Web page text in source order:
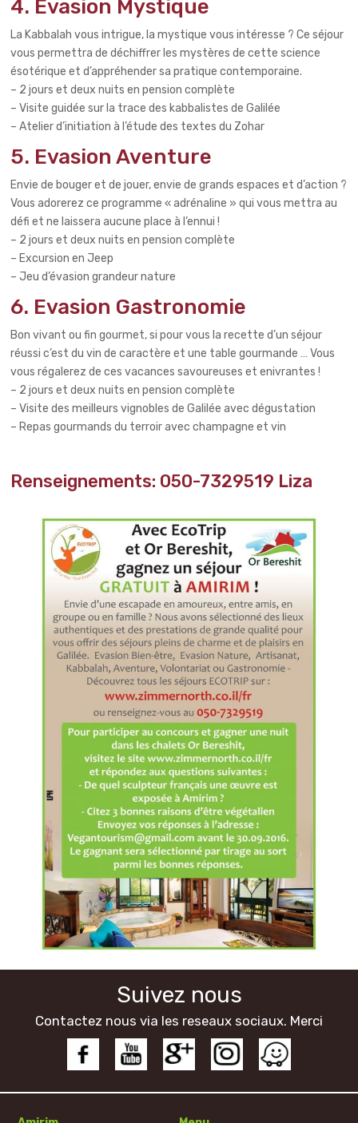
4. Evasion Mystique
La Kabbalah vous intrigue, la mystique vous intéresse ? Ce séjour
vous permettra de déchiffrer les mystères de cette science
ésotérique et d’appréhender sa pratique contemporaine.
– 2 jours et deux nuits en pension complète
– Visite guidée sur la trace des kabbalistes de Galilée
– Atelier d’initiation à l’étude des textes du Zohar
5. Evasion Aventure
Envie de bouger et de jouer, envie de grands espaces et d’action ?
Vous adorerez ce programme « adrénaline » qui vous mettra au
défi et ne laissera aucune place à l’ennui !
– 2 jours et deux nuits en pension complète
– Excursion en Jeep
– Jeu d’évasion grandeur nature
6. Evasion Gastronomie
Bon vivant ou fin gourmet, si pour vous la recette d’un séjour
réussi c’est du vin de caractère et une table gourmande … Vous
vous régalerez de ces vacances savoureuses et enivrantes !
– 2 jours et deux nuits en pension complète
– Visite des meilleurs vignobles de Galilée avec dégustation
– Repas gourmands du terroir avec champagne et vin
Renseignements: 050-7329519 Liza
Suivez nous
Contactez nous via les reseaux sociaux. Merci